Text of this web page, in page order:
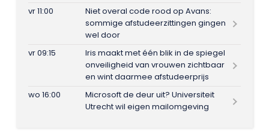
vr 11:00
Niet overal code rood op Avans:
sommige afstudeerzittingen gingen
wel door
vr 09:15
Iris maakt met één blik in de spiegel
onveiligheid van vrouwen zichtbaar
en wint daarmee afstudeerprijs
wo 16:00
Microsoft de deur uit? Universiteit
Utrecht wil eigen mailomgeving